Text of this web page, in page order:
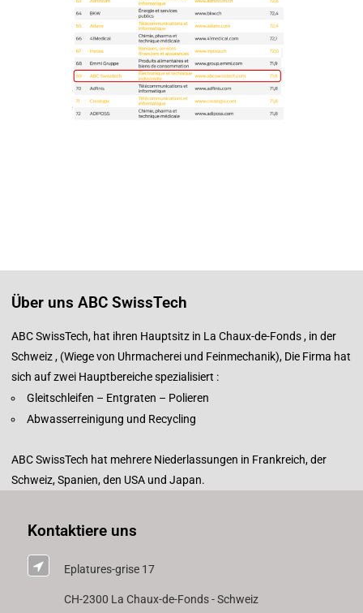
Über uns ABC SwissTech
ABC SwissTech, hat ihren Hauptsitz in La Chaux-de-Fonds , in der
Schweiz , (Wiege von Uhrmacherei und Feinmechanik), Die Firma hat
sich auf zwei Hauptbereiche spezialisiert :
Gleitschleifen – Entgraten – Polieren
Abwasserreinigung und Recycling
ABC SwissTech hat mehrere Niederlassungen in Frankreich, der
Schweiz, Spanien, den USA und Japan.
Kontaktiere uns
Eplatures-grise 17
CH-2300 La Chaux-de-Fonds - Schweiz